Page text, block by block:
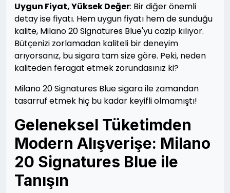
Uygun Fiyat, Yüksek Değer: Bir diğer önemli
detay ise fiyatı. Hem uygun fiyatı hem de sunduğu
kalite, Milano 20 Signatures Blue'yu cazip kılıyor.
Bütçenizi zorlamadan kaliteli bir deneyim
arıyorsanız, bu sigara tam size göre. Peki, neden
kaliteden feragat etmek zorundasınız ki?
Milano 20 Signatures Blue sigara ile zamandan
tasarruf etmek hiç bu kadar keyifli olmamıştı!
Geleneksel Tüketimden
Modern Alışverişe: Milano
20 Signatures Blue ile
Tanışın